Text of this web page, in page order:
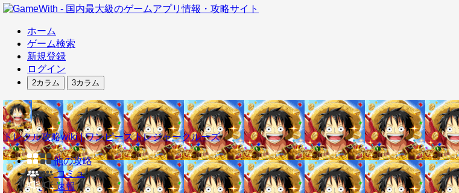
ホーム
ゲーム検索
新規登録
ログイン
2カラム 3カラム
トレクル攻略wiki | ワンピーストレジャークルーズ
他の攻略
コミュ
速報